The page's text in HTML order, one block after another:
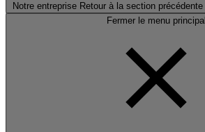
Notre entreprise Retour à la section précédente
Fermer le menu principal